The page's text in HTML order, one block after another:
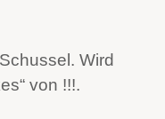
Wird
von !!!.